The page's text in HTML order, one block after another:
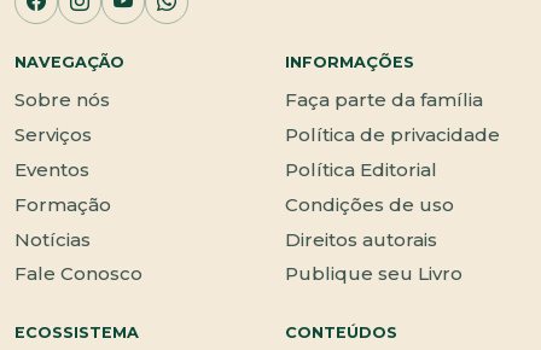
NAVEGAÇÃO
Sobre nós
Serviços
Eventos
Formação
Notícias
Fale Conosco
INFORMAÇÕES
Faça parte da família
Política de privacidade
Política Editorial
Condições de uso
Direitos autorais
Publique seu Livro
ECOSSISTEMA CONTEÚDOS